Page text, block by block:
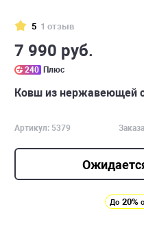
5 1 отзыв
7 990 руб.
240 Плюс
Ковш из нержавеющей
Артикул: 5379
До 20%